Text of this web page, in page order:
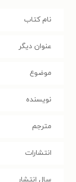
نام کتاب
عنوان دیگر
موضوع
نویسنده
مترجم
انتشارات
سال انتشار